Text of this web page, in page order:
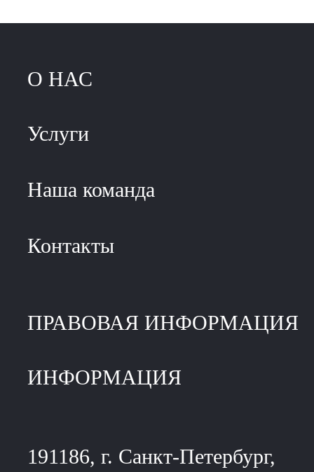
О НАС
Услуги
Наша команда
Контакты
ПРАВОВАЯ ИНФОРМАЦИЯ
ИНФОРМАЦИЯ
191186, г. Санкт-Петербург,